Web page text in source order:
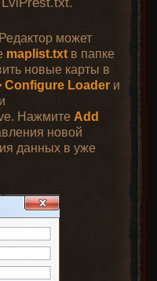
может
maplist.txt в папке
новые карты в
Configure Loader и
Нажмите Add
новой
данных в уже